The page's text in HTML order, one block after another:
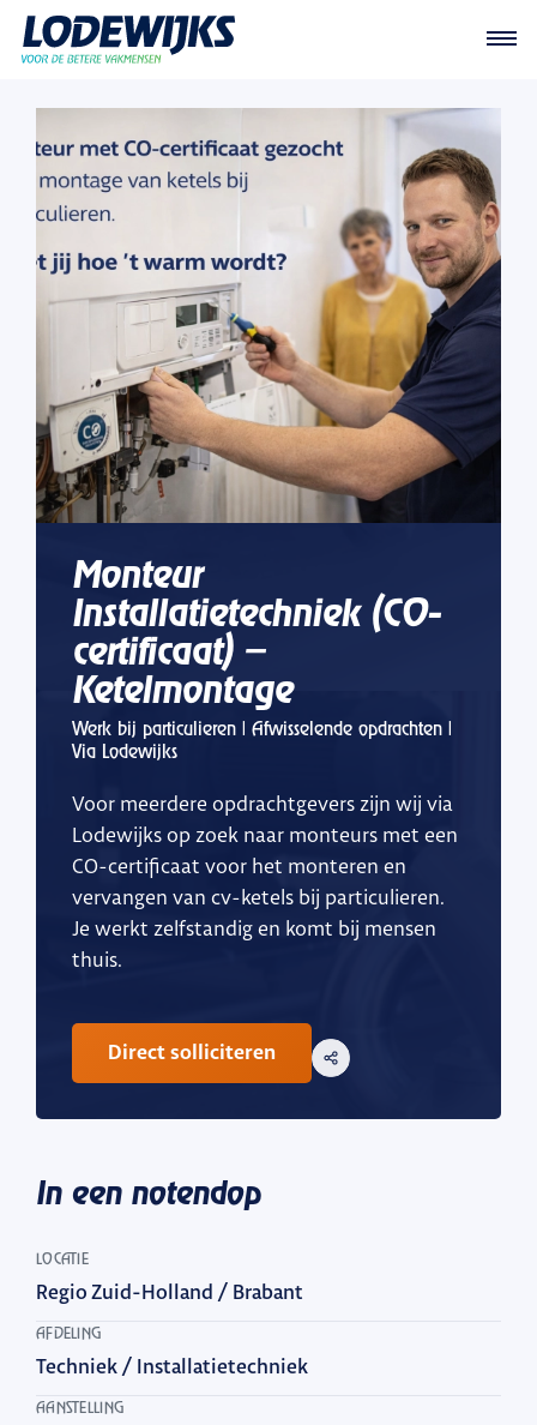
Monteur
Installatietechniek (CO-
certificaat) –
Ketelmontage
Werk bij particulieren | Afwisselende opdrachten |
Via Lodewijks
Voor meerdere opdrachtgevers zijn wij via
Lodewijks op zoek naar monteurs met een
CO-certificaat voor het monteren en
vervangen van cv-ketels bij particulieren.
Je werkt zelfstandig en komt bij mensen
thuis.
Direct solliciteren
In een notendop
LOCATIE
Regio Zuid-Holland / Brabant
AFDELING
Techniek / Installatietechniek
AANSTELLING